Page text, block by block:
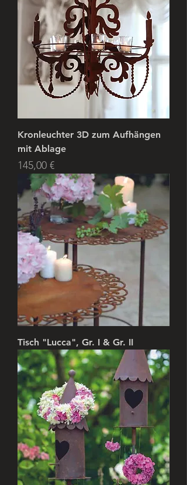
Kronleuchter 3D zum Aufhängen
mit Ablage
Price
145,00 €
Tisch "Lucca", Gr. I & Gr. II